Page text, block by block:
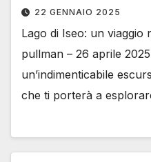
22 GENNAIO 2025
Lago di Iseo: un viaggio
pullman – 26 aprile
un’indimenticabile
che ti porterà a